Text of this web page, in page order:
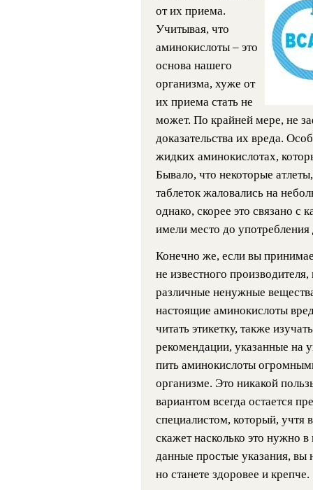
от их приема.
Учитывая, что
аминокислоты – это
основа нашего
организма, хуже от
их приема стать не
может. По крайней мере, не
доказательства их вреда.
жидких аминокислотах,
Бывало, что некоторые
таблеток жаловались на
однако, скорее это связано
имели место до употребления
Конечно же, если вы
не известного
различные ненужные
настоящие аминокислоты
читать этикетку, также
рекомендации, указанные на
пить аминокислоты
организме. Это никакой
вариантом всегда остается
специалистом, который, учтя
скажет насколько это нужно
данные простые указания, вы
но станете здоровее и крепче.